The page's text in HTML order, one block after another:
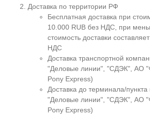
Доставка по территории РФ
Бесплатная доставка при
10.000 RUB без НДС, при
стоимость доставки
НДС
Доставка транспортной
"Деловые линии", "СДЭК", АО
Pony Express)
Доставка до терминала/
"Деловые линии", "СДЭК", АО
Pony Express)